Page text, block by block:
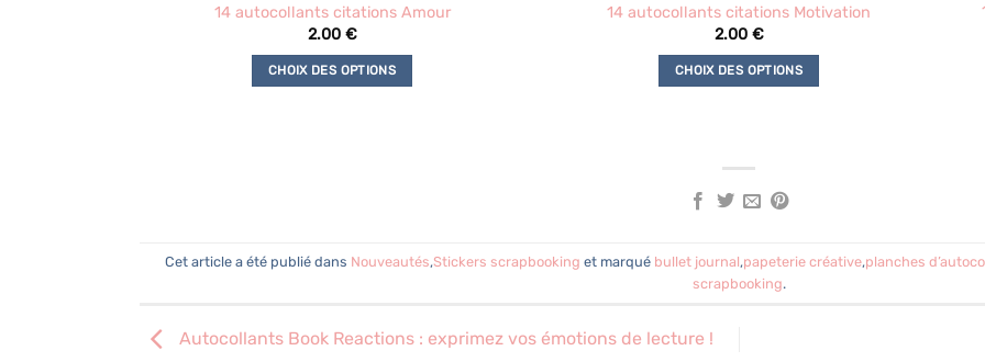
14 autocollants citations Amour
2.00 €
CHOIX DES OPTIONS
sur
14 autocollants citations Motivation
2.00 €
CHOIX DES OPTIONS
plusieurs
variations.
peuvent
Cet article a été publié dans Nouveautés,Stickers scrapbooking et marqué bullet journal,papeterie créative,planches
scrapbooking.
Autocollants Book Reactions : exprimez vos émotions de lecture !